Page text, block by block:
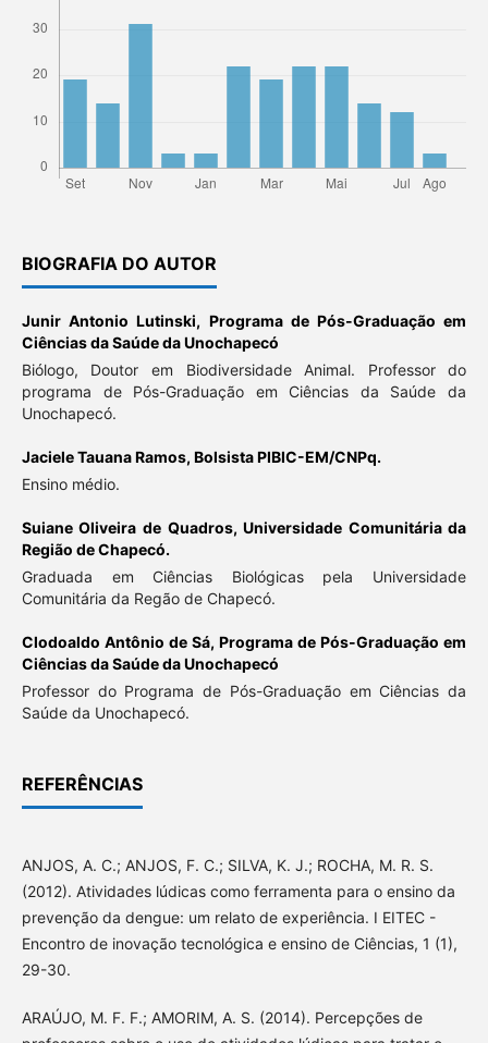
BIOGRAFIA DO AUTOR
Junir Antonio Lutinski, Programa de Pós-Graduação em
Ciências da Saúde da Unochapecó
Biólogo, Doutor em Biodiversidade Animal. Professor do
programa de Pós-Graduação em Ciências da Saúde da
Unochapecó.
Jaciele Tauana Ramos, Bolsista PIBIC-EM/CNPq.
Ensino médio.
Suiane Oliveira de Quadros,Universidade Comunitária da
Região de Chapecó.
Graduada em Ciências Biológicas pela Universidade
Comunitária da Regão de Chapecó.
Clodoaldo Antônio de Sá,Programa de Pós-Graduação em
Ciências da Saúde da Unochapecó
Professor do Programa de Pós-Graduação em Ciências da
Saúde da Unochapecó.
REFERÊNCIAS
ANJOS, A. C.; ANJOS, F. C.; SILVA, K. J.; ROCHA, M. R. S.
(2012). Atividades lúdicas como ferramenta para o ensino da
prevenção da dengue: um relato de experiência. I EITEC -
Encontro de inovação tecnológica e ensino de Ciências, 1 (1),
29-30.
ARAÚJO, M. F. F.; AMORIM, A. S. (2014). Percepções de